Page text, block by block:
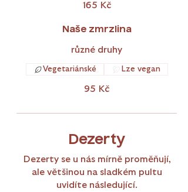
165 Kč
Naše zmrzlina
různé druhy
95 Kč
Vegetariánské Lze vegan
Dezerty
Dezerty se u nás mírně proměňují,
ale většinou na sladkém pultu
uvidíte následující.